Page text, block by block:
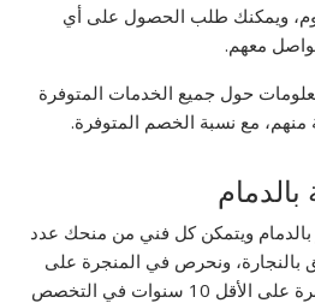
ويمكنك طلب الحصول على أي
معهم.
حول جميع الخدمات المتوفرة
مع نسبة الخصم المتوفرة.
بالدمام ويتمكن كل فني من منحك عدد
بالنجارة، ونحرص في المنجرة على
عدم تعيين سوى من لديهم خبرة على الأقل 10 سنوات في التخصص